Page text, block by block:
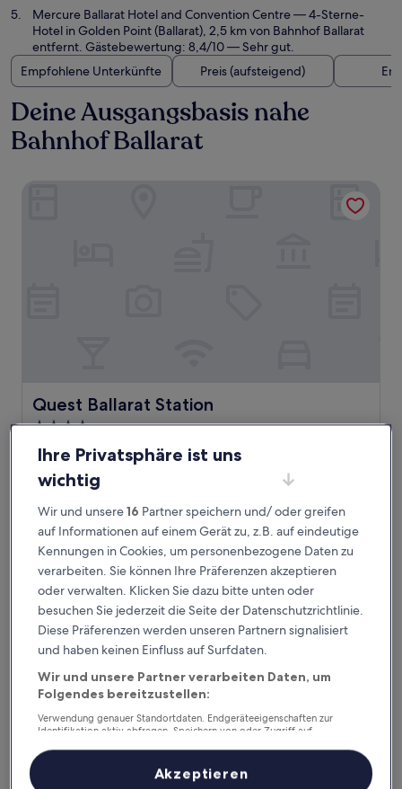
Mercure Ballarat Hotel and Convention Centre— 4-Sterne-
Hotel in Golden Point (Ballarat), 2,5 km von Bahnhof Ballarat
entfernt. Gästebewertung: 8,4/10 — Sehr gut.
Empfohlene Unterkünfte
Preis (aufsteigend)
Deine Ausgangsbasis nahe
Bahnhof Ballarat
Quest Ballarat Station
Quest Ballarat Station
4.0-
Sterne-
Unterkunft
Soldiers Hill, 0,2 km von Bahnhof Ballarat entfernt
von
Außergewöhnlich,
(599
Bewertungen)
9,6/10 Außergewöhnlich
Preis
beträgt
108 €
inkl. Steuern & Gebühren
23. Aug.–24. Aug.
Victoriana Motor Inn
Victoriana Motor Inn
Victoriana Motor Inn
Ihre Privatsphäre ist uns
wichtig
Wir und unsere16 Partner speichern und/ oder greifen
auf Informationen auf einem Gerät zu, z.B. auf eindeutige
Kennungen in Cookies, um personenbezogene Daten zu
verarbeiten. Sie können Ihre Präferenzen akzeptieren
oder verwalten. Klicken Sie dazu bitte unten oder
besuchen Sie jederzeit die Seite der Datenschutzrichtlinie.
Diese Präferenzen werden unseren Partnern signalisiert
und haben keinen Einfluss auf Surfdaten.
Wir und unsere Partner verarbeiten Daten, um
Folgendes bereitzustellen:
Verwendung genauer Standortdaten. Endgeräteeigenschaften zur
Identifikation aktiv abfragen. Speichern von oder Zugriff auf
Inhalte, Messung von Werbeleistung und der Performance von Inhalten,
Zielgruppenforschung sowie Entwicklung und Verbesserung von
Akzeptieren